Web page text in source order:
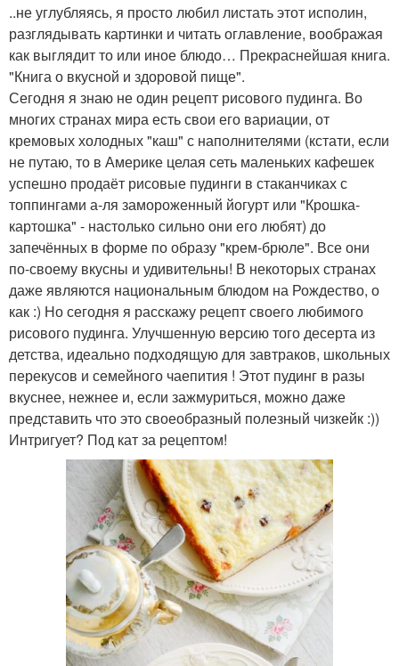
..не углубляясь, я просто любил листать этот исполин,
разглядывать картинки и читать оглавление, воображая
как выглядит то или иное блюдо… Прекраснейшая книга.
"Книга о вкусной и здоровой пище".
Сегодня я знаю не один рецепт рисового пудинга. Во
многих странах мира есть свои его вариации, от
кремовых холодных "каш" с наполнителями (кстати, если
не путаю, то в Америке целая сеть маленьких кафешек
успешно продаёт рисовые пудинги в стаканчиках с
топпингами а-ля замороженный йогурт или "Крошка-
картошка" - настолько сильно они его любят) до
запечённых в форме по образу "крем-брюле". Все они
по-своему вкусны и удивительны! В некоторых странах
даже являются национальным блюдом на Рождество, о
как :) Но сегодня я расскажу рецепт своего любимого
рисового пудинга. Улучшенную версию того десерта из
детства, идеально подходящую для завтраков, школьных
перекусов и семейного чаепития ! Этот пудинг в разы
вкуснее, нежнее и, если зажмуриться, можно даже
представить что это своеобразный полезный чизкейк :))
Интригует? Под кат за рецептом!